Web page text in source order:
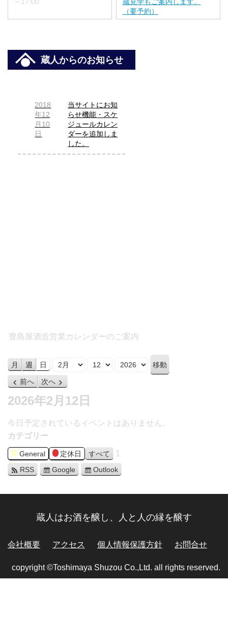
（要予約）
蔵人からのお知らせ
2018
年12
月10
日
当サイトにお知
らせ機能・スケ
ジュールカレン
ダーを追加しま
した。
豊島屋酒造営業カレンダーのご案内
月 週 日 月 日 年
前へ 次へ
2026年2月12日
今日予定されているイベントはありません。
カテゴリー
General 定休日 すべて 1
RSS Google Outlook
蔵人はお酒を醸し、人と人の縁を醸す
会社概要 アクセス 個人情報保護方針 お問合せ
copyright ©Toshimaya Shuzou Co.,Ltd. all rights reserved.